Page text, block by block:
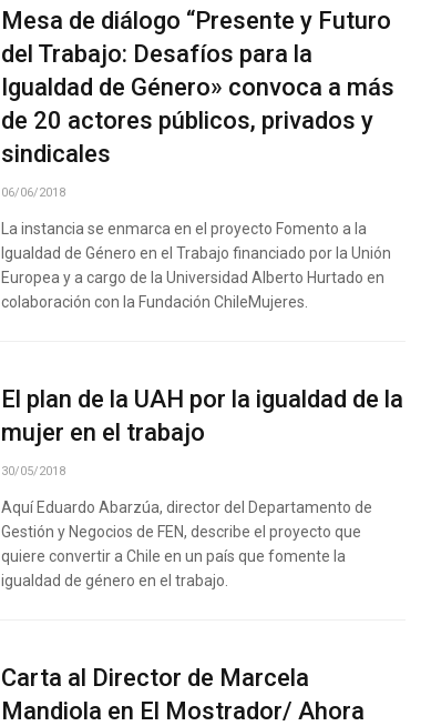
Mesa de diálogo “Presente y Futuro
del Trabajo: Desafíos para la
Igualdad de Género» convoca a más
de 20 actores públicos, privados y
sindicales
06/06/2018
La instancia se enmarca en el proyecto Fomento a la
Igualdad de Género en el Trabajo financiado por la Unión
Europea y a cargo de la Universidad Alberto Hurtado en
colaboración con la Fundación ChileMujeres.
El plan de la UAH por la igualdad de la
mujer en el trabajo
30/05/2018
Aquí Eduardo Abarzúa, director del Departamento de
Gestión y Negocios de FEN, describe el proyecto que
quiere convertir a Chile en un país que fomente la
igualdad de género en el trabajo.
Carta al Director de Marcela
Mandiola en El Mostrador/ Ahora